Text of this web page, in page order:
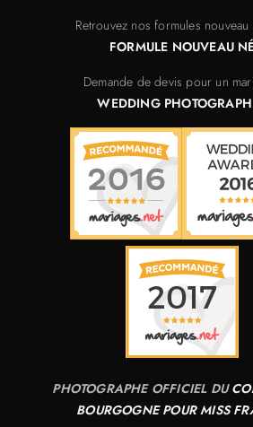
Retrouvez nos formules
FORMULE NOUVEAU
Demande de devis pour un
WEDDING
PHOTOGRAPHE OFFICIEL DU
BOURGOGNE POUR MISS